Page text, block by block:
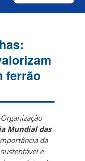
ferrão
Mundial das
da
e